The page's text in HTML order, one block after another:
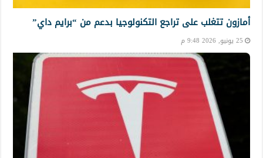
أمازون تتغلب على تراجع التكنولوجيا بدعم من “برايم داي”
25 يونيو, 2026 9:48 م